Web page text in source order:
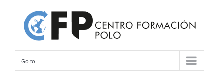
Go to...